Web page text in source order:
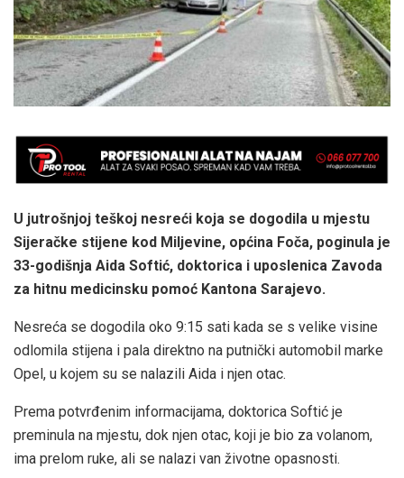
U jutrošnjoj teškoj nesreći koja se dogodila u mjestu
Sijeračke stijene kod Miljevine, općina Foča, poginula je
33-godišnja Aida Softić, doktorica i uposlenica Zavoda
za hitnu medicinsku pomoć Kantona Sarajevo.
Nesreća se dogodila oko 9:15 sati kada se s velike visine
odlomila stijena i pala direktno na putnički automobil marke
Opel, u kojem su se nalazili Aida i njen otac.
Prema potvrđenim informacijama, doktorica Softić je
preminula na mjestu, dok njen otac, koji je bio za volanom,
ima prelom ruke, ali se nalazi van životne opasnosti.